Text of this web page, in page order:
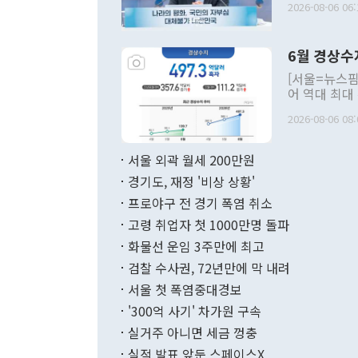
발언 중에는
주의적 희망
관의 대북
관 부처 장
관의 무리한
다. [정동영 통일부 장관이 지난달 23일 오후 서울 종로구 정부서울청사에
무너졌다고
함께 4자 대
2026-08-06
6월 경상
[서울=뉴스
어 역대 최
료=한국은행] 한국은행이 6일 발표한 '2026년 6월 국제수지(잠정)'
며 월간 기
196.9% 급
수출은
2026-08-06
서울 외곽 월세 200만원
경기도, 재정 '비상 상황'
프로야구 전 경기 폭염 취소
고령 취업자 첫 1000만명 돌파
화물선 운임 3주만에 최고
검찰 수사권, 72년만에 막 내려
서울 첫 폭염중대경보
'300억 사기' 차가원 구속
실거주 아니면 세금 껑충